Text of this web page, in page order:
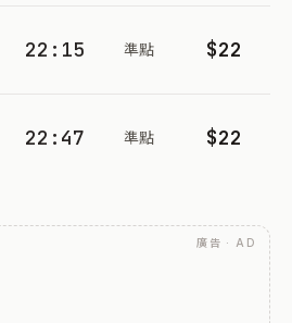
22:15 準點 $22
22:47 準點 $22
廣告 · AD